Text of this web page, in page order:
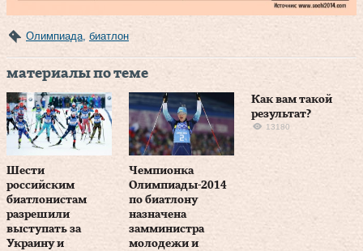
Олимпиада, биатлон
материалы по теме
Шести
российским
биатлонистам
разрешили
выступать за
Украину и
Чемпионка
Олимпиады-2014
по биатлону
назначена
замминистра
молодежи и
Как вам такой
результат?
13180